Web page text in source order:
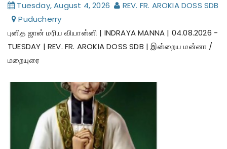
Tuesday, August 4, 2026
REV. FR. AROKIA DOSS SDB
Puducherry
புனித ஜான் மரிய வியான்னி | INDRAYA MANNA | 04.08.2026 -
TUESDAY | REV. FR. AROKIA DOSS SDB | இன்றைய மன்னா /
மறையுரை